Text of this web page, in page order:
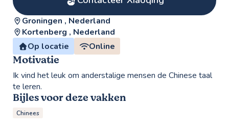
Groningen , Nederland
Kortenberg , Nederland
Op locatie
Online
Motivatie
Ik vind het leuk om anderstalige mensen de Chinese taal
te leren.
Bijles voor deze vakken
Chinees